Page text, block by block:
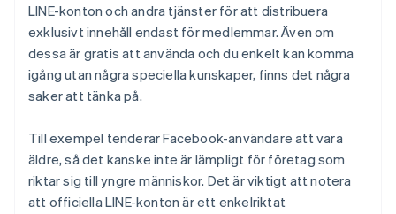
LINE-konton och andra tjänster för att distribuera
exklusivt innehåll endast för medlemmar. Även om
dessa är gratis att använda och du enkelt kan komma
igång utan några speciella kunskaper, finns det några
saker att tänka på.
Till exempel tenderar Facebook-användare att vara
äldre, så det kanske inte är lämpligt för företag som
riktar sig till yngre människor. Det är viktigt att notera
att officiella LINE-konton är ett enkelriktat